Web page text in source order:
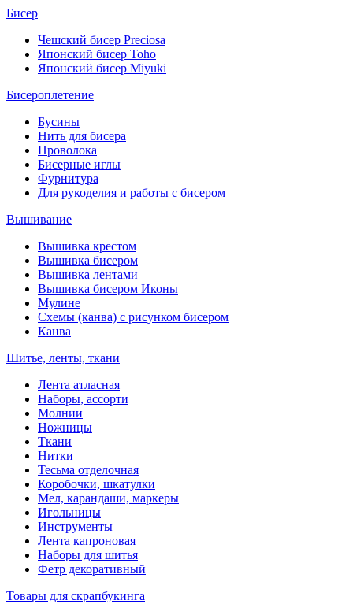
Бисер
Чешский бисер Preciosa
Японский бисер Toho
Японский бисер Miyuki
Бисероплетение
Бусины
Нить для бисера
Проволока
Бисерные иглы
Фурнитура
Для рукоделия и работы с бисером
Вышивание
Вышивка крестом
Вышивка бисером
Вышивка лентами
Вышивка бисером Иконы
Мулине
Схемы (канва) с рисунком бисером
Канва
Шитье, ленты, ткани
Лента атласная
Наборы, ассорти
Молнии
Ножницы
Ткани
Нитки
Тесьма отделочная
Коробочки, шкатулки
Мел, карандаши, маркеры
Игольницы
Инструменты
Лента капроновая
Наборы для шитья
Фетр декоративный
Товары для скрапбукинга